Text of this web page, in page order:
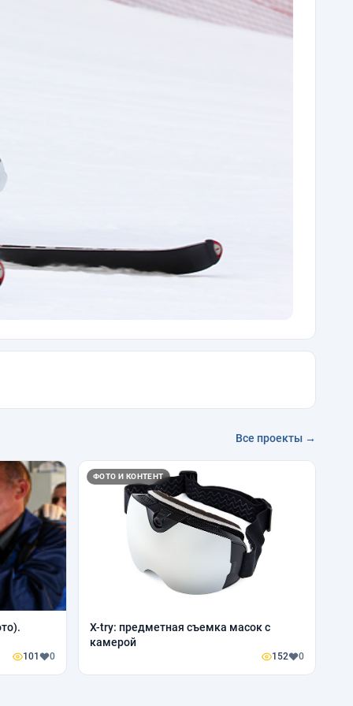
Все проекты →
101 0
ФОТО И КОНТЕНТ
X-try: предметная съемка масок с
камерой
152 0